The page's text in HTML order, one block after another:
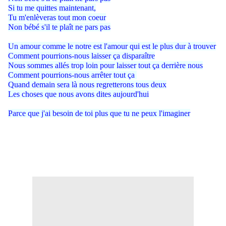
Si tu me quittes maintenant,
Tu m'enlèveras tout mon coeur
Non bébé s'il te plaît ne pars pas
Un amour comme le notre est l'amour qui est le plus dur à trouver
Comment pourrions-nous laisser ça disparaître
Nous sommes allés trop loin pour laisser tout ça derrière nous
Comment pourrions-nous arrêter tout ça
Quand demain sera là nous regretterons tous deux
Les choses que nous avons dites aujourd'hui
Parce que j'ai besoin de toi plus que tu ne peux l'imaginer